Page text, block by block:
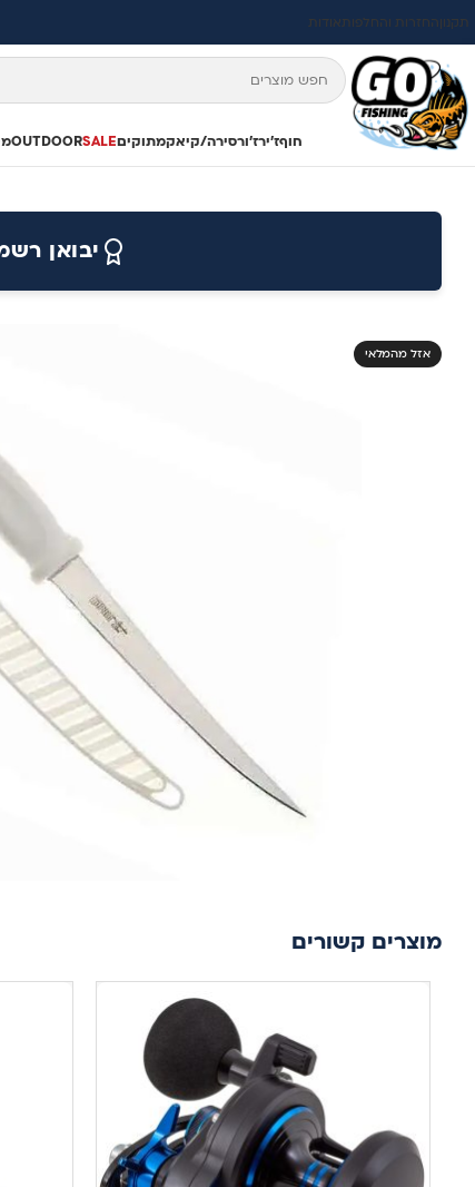
תקנוןהחזרות והחלפותאודות
חוףז'ירז'ורסירה/קיאקמתוקיםSALE
OUTDOOR
יבואן
אזל מהמלאי
מוצרים קשורים